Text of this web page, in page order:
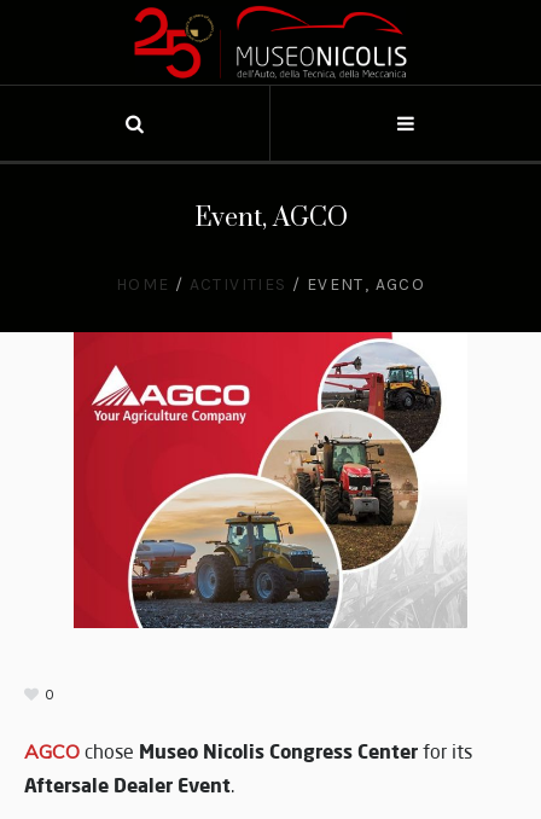
Event, AGCO
HOME / ACTIVITIES / EVENT, AGCO
0
AGCO chose Museo Nicolis Congress Center for its
Aftersale Dealer Event.